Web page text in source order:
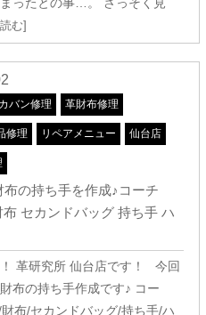
む]
バン修理 革財布修理
修理 リペアメニュー 仙台店
布の持ち手を作成♪コーチ
セカンドバッグ 持ち手 ハ
革研究所 仙台店です！ 今回
布の持ち手作成です♪ コー
布/セカンドバッグ/持ち手/ハ